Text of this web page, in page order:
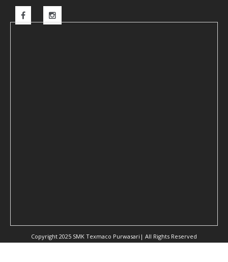
Copyright 2025 SMK Texmaco Purwasari| All Rights Reserved